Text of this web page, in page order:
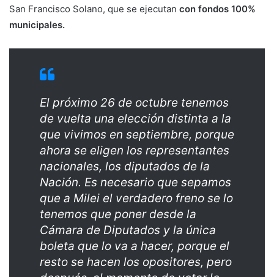
San Francisco Solano, que se ejecutan con fondos 100%
municipales.
El próximo 26 de octubre tenemos
de vuelta una elección distinta a la
que vivimos en septiembre, porque
ahora se eligen los representantes
nacionales, los diputados de la
Nación. Es necesario que sepamos
que a Milei el verdadero freno se lo
tenemos que poner desde la
Cámara de Diputados y la única
boleta que lo va a hacer, porque el
resto se hacen los opositores, pero